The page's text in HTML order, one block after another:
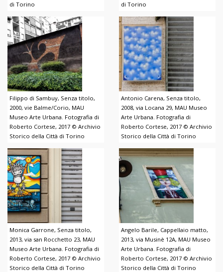
di Torino
di Torino
Filippo di Sambuy, Senza titolo,
2000, vie Balme/Corio, MAU
Museo Arte Urbana. Fotografia di
Roberto Cortese, 2017 © Archivio
Storico della Città di Torino
Antonio Carena, Senza titolo,
2008, via Locana 29, MAU Museo
Arte Urbana. Fotografia di
Roberto Cortese, 2017 © Archivio
Storico della Città di Torino
Monica Garrone, Senza titolo,
2013, via san Rocchetto 23, MAU
Museo Arte Urbana. Fotografia di
Roberto Cortese, 2017 © Archivio
Storico della Città di Torino
Angelo Barile, Cappellaio matto,
2013, via Musinè 12A, MAU Museo
Arte Urbana. Fotografia di
Roberto Cortese, 2017 © Archivio
Storico della Città di Torino